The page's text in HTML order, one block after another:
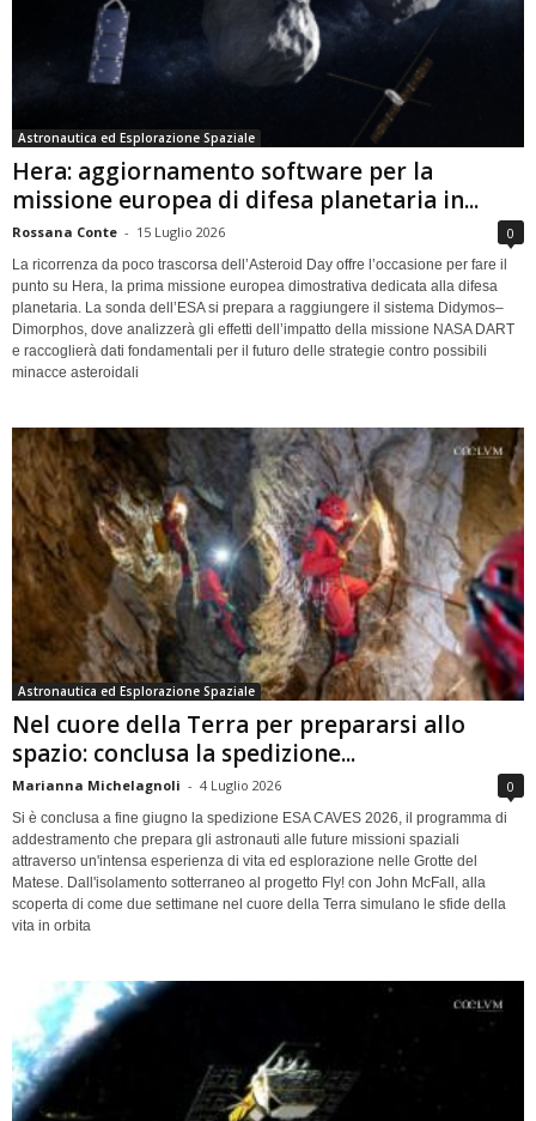
Astronautica ed Esplorazione Spaziale
Hera: aggiornamento software per la
missione europea di difesa planetaria in...
Rossana Conte - 15 Luglio 2026 0
La ricorrenza da poco trascorsa dell’Asteroid Day offre l’occasione per fare il
punto su Hera, la prima missione europea dimostrativa dedicata alla difesa
planetaria. La sonda dell’ESA si prepara a raggiungere il sistema Didymos–
Dimorphos, dove analizzerà gli effetti dell’impatto della missione NASA DART
e raccoglierà dati fondamentali per il futuro delle strategie contro possibili
minacce asteroidali
Astronautica ed Esplorazione Spaziale
Nel cuore della Terra per prepararsi allo
spazio: conclusa la spedizione...
Marianna Michelagnoli - 4 Luglio 2026 0
Si è conclusa a fine giugno la spedizione ESA CAVES 2026, il programma di
addestramento che prepara gli astronauti alle future missioni spaziali
attraverso un'intensa esperienza di vita ed esplorazione nelle Grotte del
Matese. Dall'isolamento sotterraneo al progetto Fly! con John McFall, alla
scoperta di come due settimane nel cuore della Terra simulano le sfide della
vita in orbita